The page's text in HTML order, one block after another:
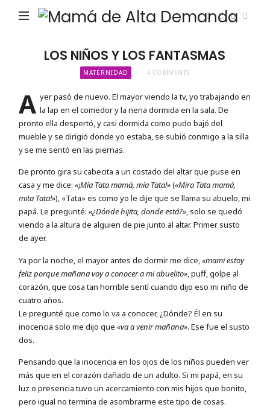
LOS NIÑOS Y LOS FANTASMAS
MATERNIDAD 4 COMMENTS
A yer pasó de nuevo. El mayor viendo la tv, yo trabajando en
la lap en el comedor y la nena dormida en la sala. De
pronto ella despertó, y casi dormida como pudo bajó del
mueble y se dirigió donde yo estaba, se subió conmigo a la silla
y se me sentó en las piernas.
De pronto gira su cabecita a un costado del altar que puse en
casa y me dice:«¡Mía Tata mamá, mía Tata!»(«Mira Tata mamá,
mita Tata!»), «Tata» es como yo le dije que se llama su abuelo, mi
papá. Le pregunté:«¿Dónde hijita, donde está?», solo se quedó
viendo a la altura de alguien de pie junto al altar. Primer susto
de ayer.
Ya por la noche, el mayor antes de dormir me dice,«mami estoy
feliz porque mañana voy a conocer a mi abuelito», puff, golpe al
corazón, que cosa tan horrible sentí cuando dijo eso mi niño de
cuatro años.
Le pregunté que como lo va a conocer, ¿Dónde? Él en su
inocencia solo me dijo que«va a venir mañana». Ese fue el susto
dos.
Pensando que la inocencia en los ojos de los niños pueden ver
más que en el corazón dañado de un adulto. Si mi papá, en su
luz o presencia tuvo un acercamiento con mis hijos que bonito,
pero igual no termina de asombrarme este tipo de cosas.